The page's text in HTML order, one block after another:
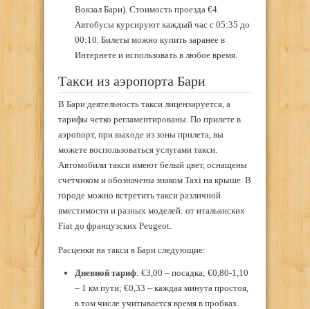
Вокзал Бари). Стоимость проезда €4.
Автобусы курсируют каждый час с 05:35 до
00:10. Билеты можно купить заранее в
Интернете и использовать в любое время.
Такси из аэропорта Бари
В Бари деятельность такси лицензируется, а
тарифы четко регламентированы. По прилете в
аэропорт, при выходе из зоны прилета, вы
можете воспользоваться услугами такси.
Автомобили такси имеют белый цвет, оснащены
счетчиком и обозначены знаком Taxi на крыше. В
городе можно встретить такси различной
вместимости и разных моделей: от итальянских
Fiat до французских Peugeot.
Расценки на такси в Бари следующие:
Дневной тариф: €3,00 – посадка; €0,80-1,10
– 1 км пути; €0,33 – каждая минута простоя,
в том числе учитывается время в пробках.